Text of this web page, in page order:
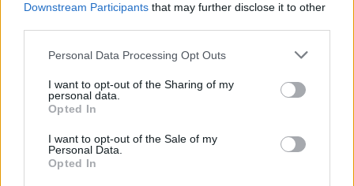
Downstream Participants that may further disclose it to other
Please note that this website/app uses one or more Google
not limited to your visit or usage behaviour. You may click to
grant or deny consent to Google and its third-party tags to
use your data for below specified purposes in below Google
consent section.
Personal Data Processing Opt Outs
I want to opt-out of the Sharing of my
personal data.
Opted In
I want to opt-out of the Sale of my
Personal Data.
Opted In
RELACIONADO